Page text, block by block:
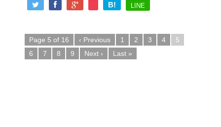
B! LINE
Page 5 of 16 ‹ Previous 1 2 3 4
5
6
7 8 9 Next › Last »